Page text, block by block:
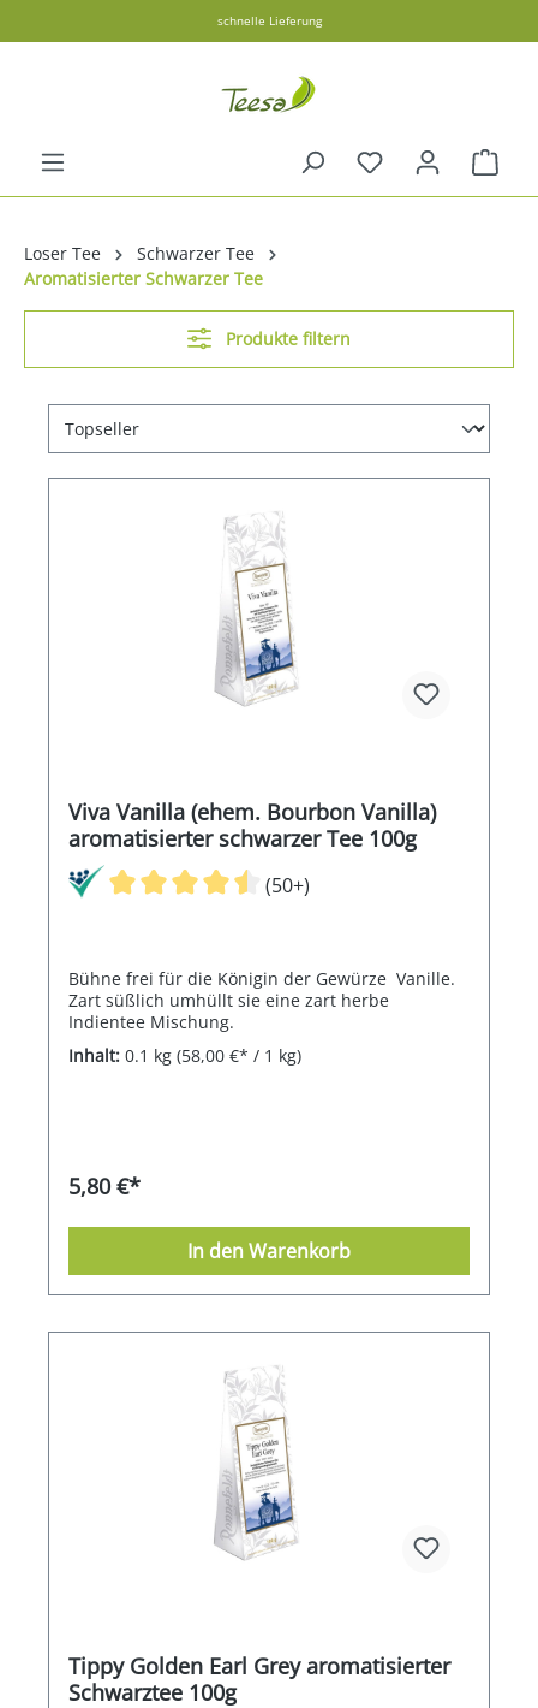
schnelle Lieferung
Loser Tee
Schwarzer Tee
Aromatisierter Schwarzer Tee
Produkte filtern
Viva Vanilla (ehem. Bourbon Vanilla)
aromatisierter schwarzer Tee 100g
(50+)
Bühne frei für die Königin der Gewürze Vanille.
Zart süßlich umhüllt sie eine zart herbe
Indientee Mischung.
Inhalt: 0.1 kg (58,00 €* / 1 kg)
5,80 €*
In den Warenkorb
Tippy Golden Earl Grey aromatisierter
Schwarztee 100g